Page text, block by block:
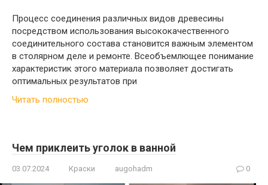
Процесс соединения различных видов древесины
посредством использования высококачественного
соединительного состава становится важным элементом
в столярном деле и ремонте. Всеобъемлющее понимание
характеристик этого материала позволяет достигать
оптимальных результатов при
Читать полностью
Чем приклеить уголок в ванной
03.07.2024 Краски augohadm 0